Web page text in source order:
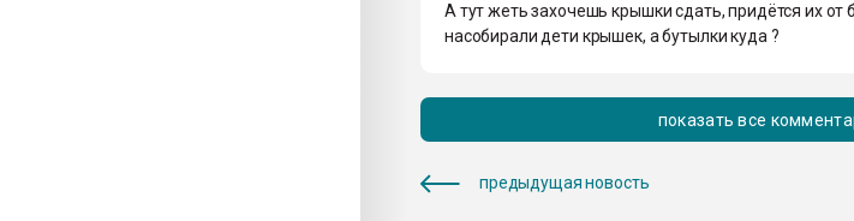
А тут жеть захочешь крышки сдать, придётся их от
насобирали дети крышек, а бутылки куда ?
показать все
предыдущая новость